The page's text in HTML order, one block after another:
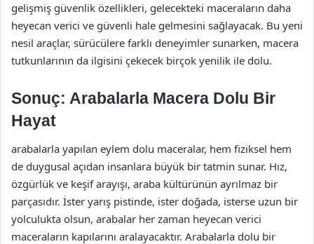
gelişmiş güvenlik özellikleri, gelecekteki maceraların daha
heyecan verici ve güvenli hale gelmesini sağlayacak. Bu yeni
nesil araçlar, sürücülere farklı deneyimler sunarken, macera
tutkunlarının da ilgisini çekecek birçok yenilik ile dolu.
Sonuç: Arabalarla Macera Dolu Bir
Hayat
arabalarla yapılan eylem dolu maceralar, hem fiziksel hem
de duygusal açıdan insanlara büyük bir tatmin sunar. Hız,
özgürlük ve keşif arayışı, araba kültürünün ayrılmaz bir
parçasıdır. İster yarış pistinde, ister doğada, isterse uzun bir
yolculukta olsun, arabalar her zaman heyecan verici
maceraların kapılarını aralayacaktır. Arabalarla dolu bir